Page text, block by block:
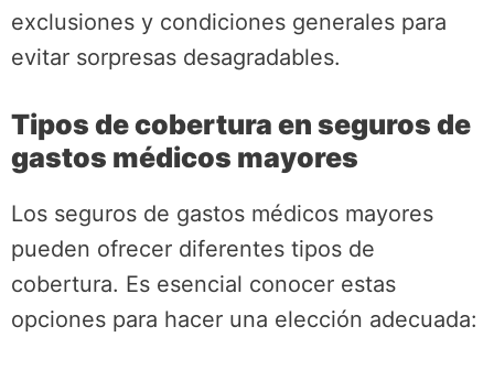
exclusiones y condiciones generales para
evitar sorpresas desagradables.
Tipos de cobertura en seguros de
gastos médicos mayores
Los seguros de gastos médicos mayores
pueden ofrecer diferentes tipos de
cobertura. Es esencial conocer estas
opciones para hacer una elección adecuada: